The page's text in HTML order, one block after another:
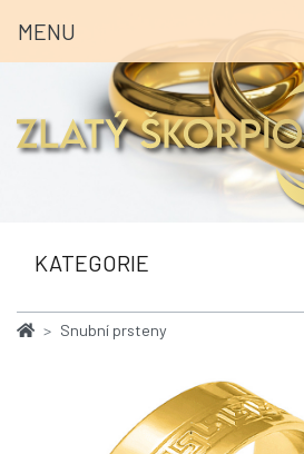
MENU
KATEGORIE
Snubní prsteny